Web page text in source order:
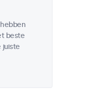
beste
juiste